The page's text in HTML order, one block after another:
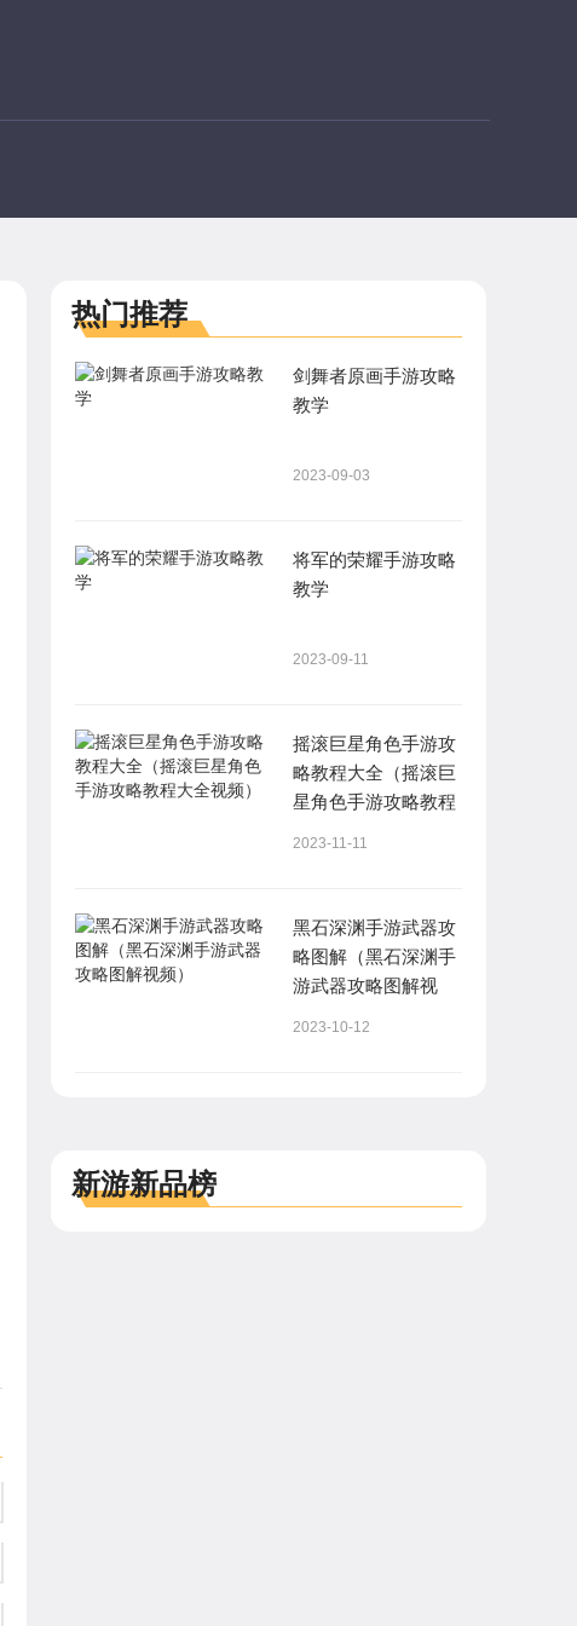
热门推荐
剑舞者原画手游攻略
教学
2023-09-03
将军的荣耀手游攻略
教学
2023-09-11
摇滚巨星角色手游攻
略教程大全（摇滚巨
星角色手游攻略教程
2023-11-11
黑石深渊手游武器攻
略图解（黑石深渊手
游武器攻略图解视
2023-10-12
新游新品榜